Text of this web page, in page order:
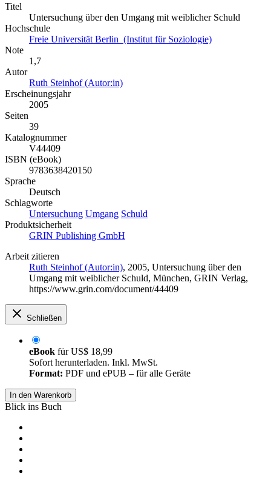
Titel
Untersuchung über den Umgang mit weiblicher Schuld
Hochschule
Freie Universität Berlin (Institut für Soziologie)
Note
1,7
Autor
Ruth Steinhof (Autor:in)
Erscheinungsjahr
2005
Seiten
39
Katalognummer
V44409
ISBN (eBook)
9783638420150
Sprache
Deutsch
Schlagworte
Untersuchung Umgang Schuld
Produktsicherheit
GRIN Publishing GmbH
Arbeit zitieren
Ruth Steinhof (Autor:in), 2005, Untersuchung über den
Umgang mit weiblicher Schuld, München, GRIN Verlag,
https://www.grin.com/document/44409
Schließen
eBook fürUS$ 18,99
Sofort herunterladen. Inkl. MwSt.
Format: PDF und ePUB – für alle Geräte
In den Warenkorb
Blick ins Buch